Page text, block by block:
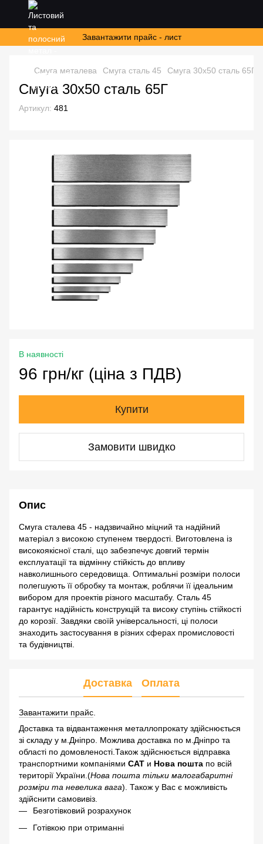
Завантажити прайс - лист
Смуга металева Смуга сталь 45 Смуга 30х50 сталь 65Г
Смуга 30х50 сталь 65Г
Артикул: 481
В наявності
96 грн/кг (ціна з ПДВ)
Купити
Замовити швидко
Опис
Смуга сталева 45 - надзвичайно міцний та надійний
матеріал з високою ступенем твердості. Виготовлена із
високоякісної сталі, що забезпечує довгий термін
експлуатації та відмінну стійкість до впливу
навколишнього середовища. Оптимальні розміри полоси
полегшують її обробку та монтаж, роблячи її ідеальним
вибором для проектів різного масштабу. Сталь 45
гарантує надійність конструкцій та високу ступінь стійкості
до корозії. Завдяки своїй універсальності, ці полоси
знаходить застосування в різних сферах промисловості
та будівництві.
Доставка Оплата
Завантажити прайс
Доставка та відвантаження металлопрокату здійснюється
зі складу у м.Дніпро. Можлива доставка по м.Дніпро та
області по домовленості.Також здійснюється відправка
транспортними компаніями САТ и Нова пошта по всій
території України.(Нова пошта тільки малогабаритні
розміри та невелика вага). Також у Вас є можливість
здійснити самовивіз.
Безготівковий розрахунок
Готівкою при отриманні